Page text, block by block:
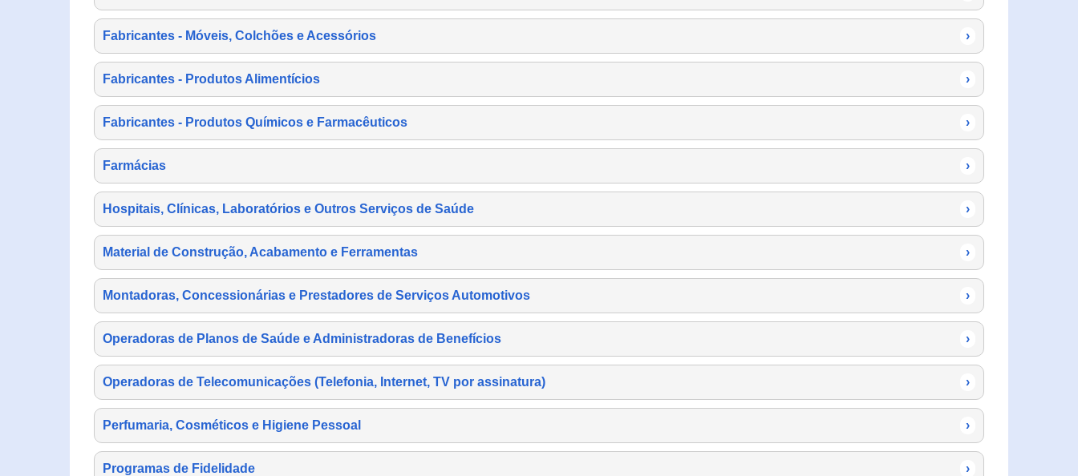
Fabricantes - Móveis, Colchões e Acessórios ›
Fabricantes - Produtos Alimentícios ›
Fabricantes - Produtos Químicos e Farmacêuticos ›
Farmácias ›
Hospitais, Clínicas, Laboratórios e Outros Serviços de Saúde ›
Material de Construção, Acabamento e Ferramentas ›
Montadoras, Concessionárias e Prestadores de Serviços Automotivos ›
Operadoras de Planos de Saúde e Administradoras de Benefícios ›
Operadoras de Telecomunicações (Telefonia, Internet, TV por assinatura) ›
Perfumaria, Cosméticos e Higiene Pessoal ›
Programas de Fidelidade ›